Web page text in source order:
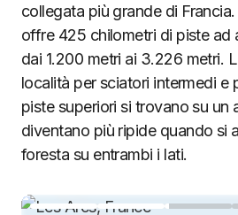
collegata più grande di Francia.
offre 425 chilometri di piste ad
dai 1.200 metri ai 3.226 metri.
località per sciatori intermedi e
piste superiori si trovano su un
diventano più ripide quando si
foresta su entrambi i lati.